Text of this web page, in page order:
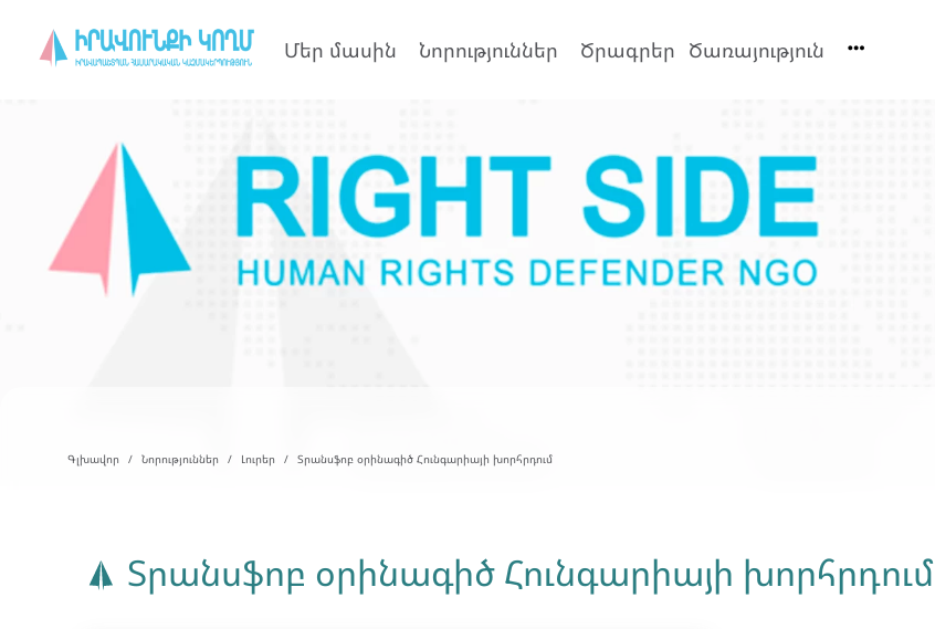
Մեր մասին Նորություններ Ծրագրեր Ծառայություն
Գլխավոր Նորություններ Լուրեր Տրանսֆոբ օրինագիծ Հունգարիայի խորհրդում
Տրանսֆոբ օրինագիծ Հունգարիայի խորհրդում